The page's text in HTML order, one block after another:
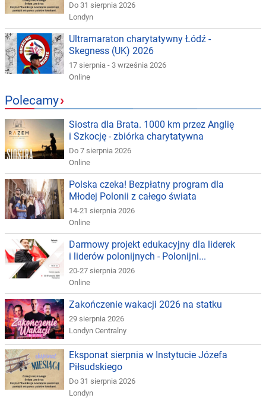
Do 31 sierpnia 2026
Londyn
Ultramaraton charytatywny Łódź -
Skegness (UK) 2026
17 sierpnia - 3 września 2026
Online
Polecamy›
Siostra dla Brata. 1000 km przez Anglię
i Szkocję - zbiórka charytatywna
Do 7 sierpnia 2026
Online
Polska czeka! Bezpłatny program dla
Młodej Polonii z całego świata
14-21 sierpnia 2026
Online
Darmowy projekt edukacyjny dla liderek
i liderów polonijnych - Polonijni...
20-27 sierpnia 2026
Online
Zakończenie wakacji 2026 na statku
29 sierpnia 2026
Londyn Centralny
Eksponat sierpnia w Instytucie Józefa
Piłsudskiego
Do 31 sierpnia 2026
Londyn